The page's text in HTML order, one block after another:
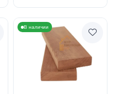
В наличии